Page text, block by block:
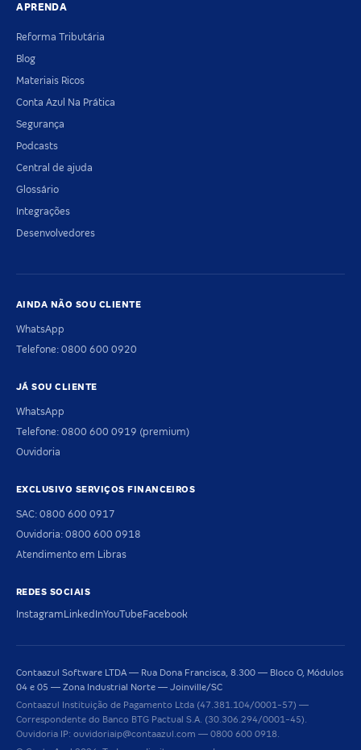
APRENDA
Reforma Tributária
Blog
Materiais Ricos
Conta Azul Na Prática
Segurança
Podcasts
Central de ajuda
Glossário
Integrações
Desenvolvedores
AINDA NÃO SOU CLIENTE
WhatsApp
Telefone: 0800 600 0920
JÁ SOU CLIENTE
WhatsApp
Telefone: 0800 600 0919 (premium)
Ouvidoria
EXCLUSIVO SERVIÇOS FINANCEIROS
SAC: 0800 600 0917
Ouvidoria: 0800 600 0918
Atendimento em Libras
REDES SOCIAIS
InstagramLinkedInYouTubeFacebook
Contaazul Software LTDA — Rua Dona Francisca, 8.300 — Bloco O, Módulos
04 e 05 — Zona Industrial Norte — Joinville/SC
Contaazul Instituição de Pagamento Ltda (47.381.104/0001-57) —
Correspondente do Banco BTG Pactual S.A. (30.306.294/0001-45).
Ouvidoria IP: ouvidoriaip@contaazul.com — 0800 600 0918.